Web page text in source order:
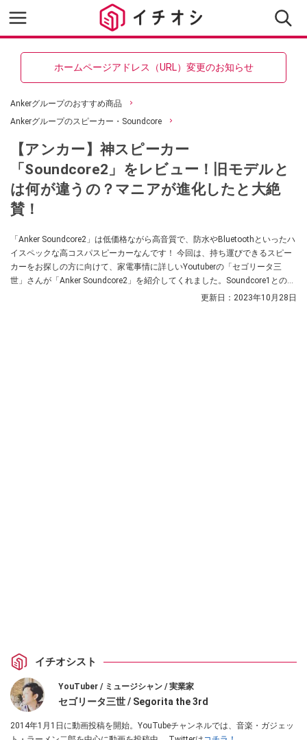
ホームページアドレス（URL）変更のお知らせ
Ankerグループのおすすめ商品
Ankerグループのスピーカー・Soundcore
【アンカー】神スピーカー
「Soundcore2」をレビュー！旧モデルと
は何が違うの？マニアが進化したと大絶
賛！
「Anker Soundcore2」は低価格ながら高音質で、防水やBluetoothといったハ
イスペックな高コスパスピーカーなんです！ 今回は、持ち運びできるスピー
カーをお探しの方に向けて、家電事情に詳しいYoutuberの「セゴリータ三
世」さんが「Anker Soundcore2」を紹介してくれました。Soundcore1との違
いや音質についてもご紹介しています。ぜひ参考にしてみてくださいね。
更新日： 2023年10月28日
イチオシスト
YouTuber / ミュージシャン / 実業家
セゴリータ三世 / Segorita the 3rd
2014年1月1日に動画投稿を開始。YouTubeチャンネルでは、音楽・ガジェッ